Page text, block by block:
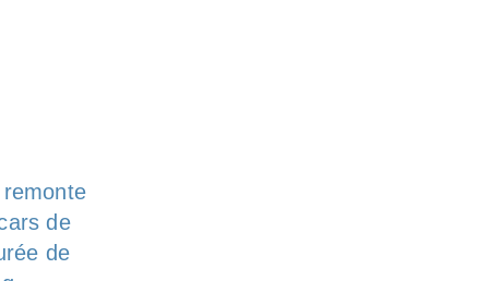
de
de